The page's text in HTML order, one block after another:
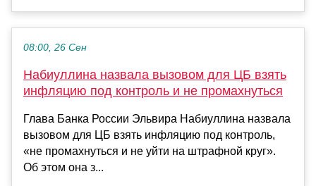
08:00, 26 Сен
Набиуллина назвала вызовом для ЦБ взять
инфляцию под контроль и не промахнуться
Глава Банка России Эльвира Набиуллина назвала
вызовом для ЦБ взять инфляцию под контроль,
«не промахнуться и не уйти на штрафной круг».
Об этом она з...